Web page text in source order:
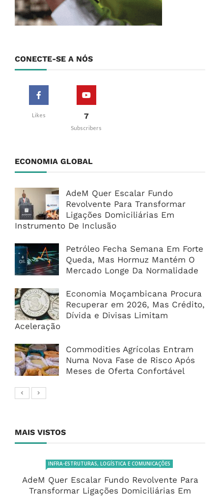
CONECTE-SE A NÓS
Likes 7
Subscribers
ECONOMIA GLOBAL
AdeM Quer Escalar Fundo
Revolvente Para Transformar
Ligações Domiciliárias Em
Instrumento De Inclusão
Petróleo Fecha Semana Em Forte
Queda, Mas Hormuz Mantém O
Mercado Longe Da Normalidade
Economia Moçambicana Procura
Recuperar em 2026, Mas Crédito,
Dívida e Divisas Limitam
Aceleração
Commodities Agrícolas Entram
Numa Nova Fase de Risco Após
Meses de Oferta Confortável
MAIS VISTOS
INFRA-ESTRUTURAS, LOGÍSTICA E COMUNICAÇÕES
AdeM Quer Escalar Fundo Revolvente Para
Transformar Ligações Domiciliárias Em